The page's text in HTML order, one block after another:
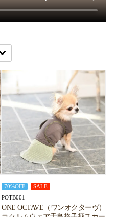
70%OFF SALE
POTB001
ONE OCTAVE（ワンオクターヴ）